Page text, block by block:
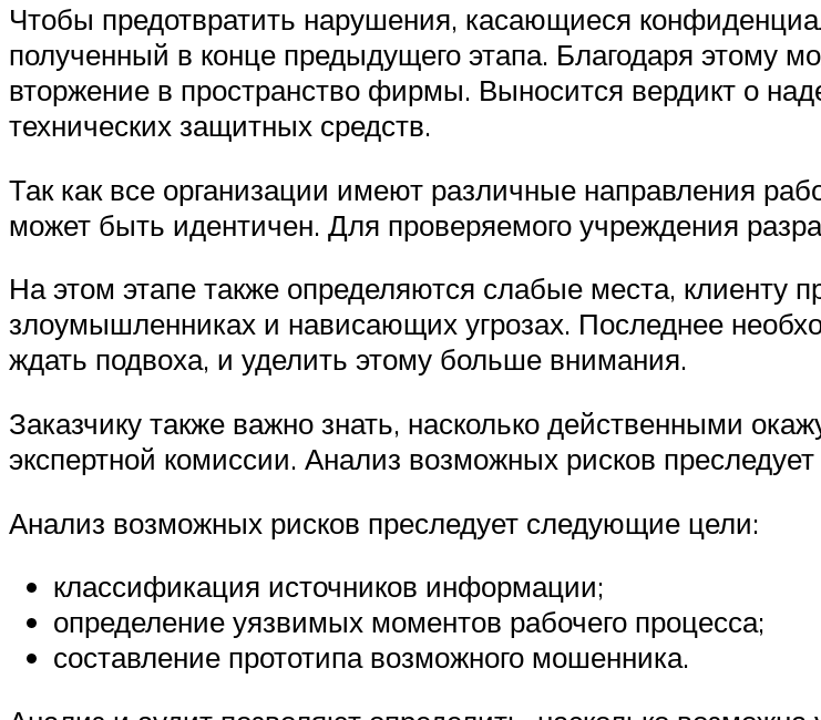
Чтобы предотвратить нарушения, касающиеся
полученный в конце предыдущего этапа. Благодаря этому
вторжение в пространство фирмы. Выносится вердикт о
технических защитных средств.
Так как все организации имеют различные направления
может быть идентичен. Для проверяемого учреждения
На этом этапе также определяются слабые места, клиенту
злоумышленниках и нависающих угрозах. Последнее
ждать подвоха, и уделить этому больше внимания.
Заказчику также важно знать, насколько действенными
экспертной комиссии. Анализ возможных рисков
Анализ возможных рисков преследует следующие цели:
классификация источников информации;
определение уязвимых моментов рабочего процесса;
составление прототипа возможного мошенника.